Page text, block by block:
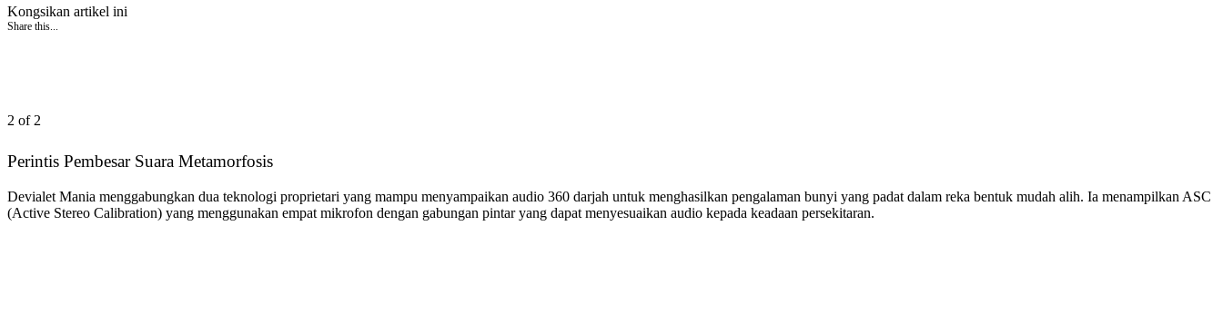
Kongsikan artikel ini
Share this...
2 of 2
Perintis Pembesar Suara Metamorfosis
Devialet Mania menggabungkan dua teknologi proprietari yang mampu menyampaikan audio 360 darjah untuk menghasilkan pengalaman bunyi yang padat dalam reka bentuk mudah alih. Ia menampilkan ASC
(Active Stereo Calibration) yang menggunakan empat mikrofon dengan gabungan pintar yang dapat menyesuaikan audio kepada keadaan persekitaran.